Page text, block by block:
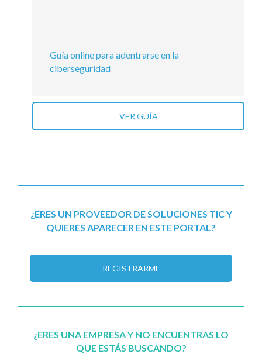
Guía online para adentrarse en la
ciberseguridad
VER GUÍA
¿ERES UN PROVEEDOR DE SOLUCIONES TIC Y
QUIERES APARECER EN ESTE PORTAL?
REGISTRARME
¿ERES UNA EMPRESA Y NO ENCUENTRAS LO
QUE ESTÁS BUSCANDO?